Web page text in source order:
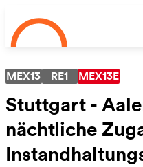
Zum Hauptinhalt springen
MEX13 RE1 MEX13E
Stuttgart -
nächtliche